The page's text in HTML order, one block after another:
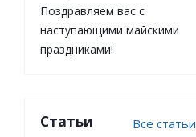
Поздравляем вас с
наступающими майскими
праздниками!
Статьи Все статьи